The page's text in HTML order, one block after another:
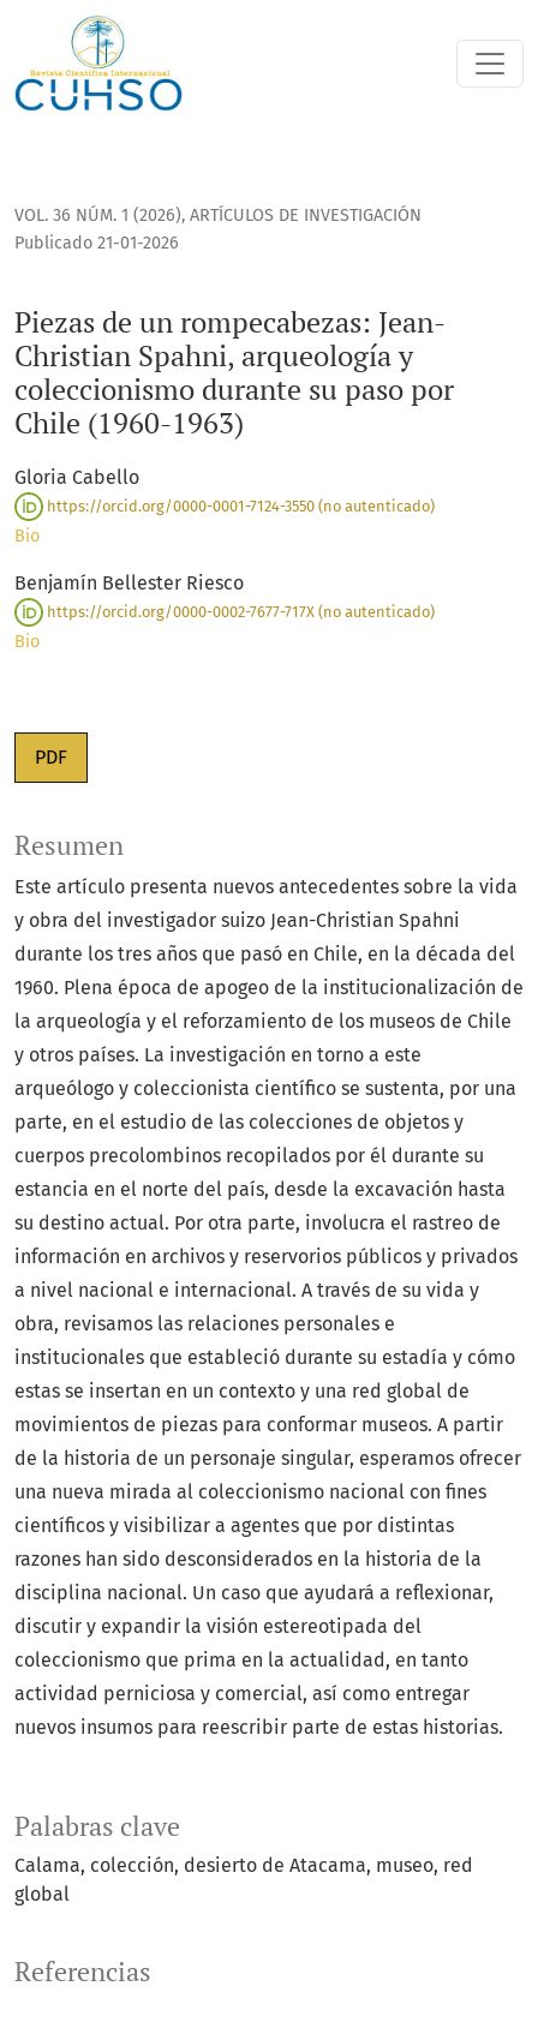
Piezas de un rompecabezas: Jean-Christian Spahni,
VOL. 36 NÚM. 1 (2026), ARTÍCULOS DE INVESTIGACIÓN
Piezas de un rompecabezas: Jean-
Christian Spahni, arqueología y
coleccionismo durante su paso por
Chile (1960-1963)
Publicado 21-01-2026
Gloria Cabello
https://orcid.org/0000-0001-7124-3550 (no autenticado)
Bio
Benjamín Bellester Riesco
https://orcid.org/0000-0002-7677-717X (no autenticado)
Bio
PDF
Palabras clave
Calama colección desierto de Atacama museo red
global
Resumen
Este artículo presenta nuevos antecedentes sobre la vida
y obra del investigador suizo Jean-Christian Spahni
durante los tres años que pasó en Chile, en la década del
1960. Plena época de apogeo de la institucionalización de
la arqueología y el reforzamiento de los museos de Chile
y otros países. La investigación en torno a este
arqueólogo y coleccionista científico se sustenta, por una
parte, en el estudio de las colecciones de objetos y
cuerpos precolombinos recopilados por él durante su
estancia en el norte del país, desde la excavación hasta
su destino actual. Por otra parte, involucra el rastreo de
información en archivos y reservorios públicos y privados
a nivel nacional e internacional. A través de su vida y
obra, revisamos las relaciones personales e
institucionales que estableció durante su estadía y cómo
estas se insertan en un contexto y una red global de
movimientos de piezas para conformar museos. A partir
de la historia de un personaje singular, esperamos ofrecer
una nueva mirada al coleccionismo nacional con fines
científicos y visibilizar a agentes que por distintas
razones han sido desconsiderados en la historia de la
disciplina nacional. Un caso que ayudará a reflexionar,
discutir y expandir la visión estereotipada del
coleccionismo que prima en la actualidad, en tanto
actividad perniciosa y comercial, así como entregar
nuevos insumos para reescribir parte de estas historias.
Referencias